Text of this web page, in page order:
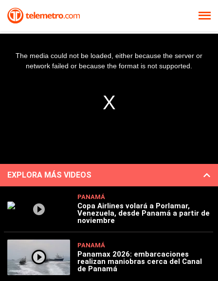
The media could not be loaded, either because the server or
network failed or because the format is not supported.
EXPLORA MÁS VIDEOS
PANAMÁ
Copa Airlines volará a Porlamar,
Venezuela, desde Panamá a partir de
noviembre
PANAMÁ
Panamax 2026: embarcaciones
realizan maniobras cerca del Canal
de Panamá